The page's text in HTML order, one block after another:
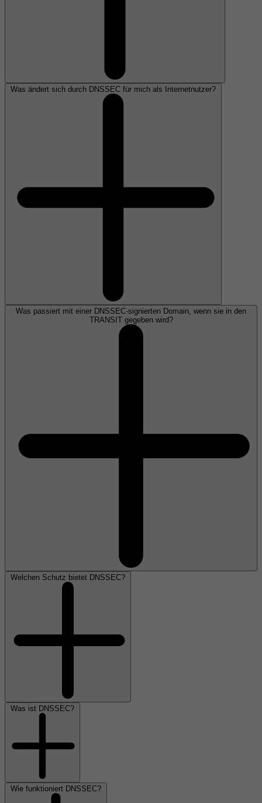
Was ändert sich durch DNSSEC für mich als Internetnutzer?
Was passiert mit einer DNSSEC-signierten Domain, wenn sie in den
TRANSIT gegeben wird?
Welchen Schutz bietet DNSSEC?
Was ist DNSSEC?
Wie funktioniert DNSSEC?